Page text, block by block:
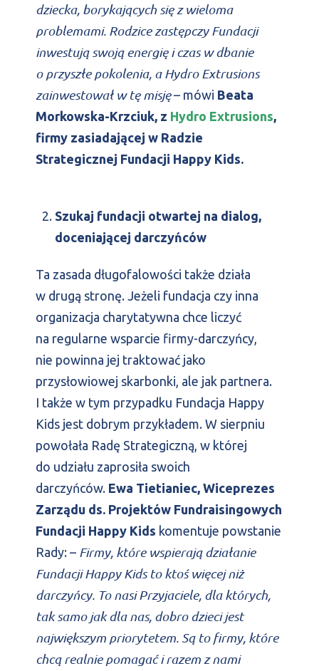
dziecka, borykających się z wieloma
problemami. Rodzice zastępczy Fundacji
inwestują swoją energię i czas w dbanie
o przyszłe pokolenia, a Hydro Extrusions
zainwestował w tę misję– mówi Beata
Morkowska-Krzciuk, z Hydro Extrusions,
firmy zasiadającej w Radzie
Strategicznej Fundacji Happy Kids.
Szukaj fundacji otwartej na dialog,
doceniającej darczyńców
Ta zasada długofalowości także działa
w drugą stronę. Jeżeli fundacja czy inna
organizacja charytatywna chce liczyć
na regularne wsparcie firmy-darczyńcy,
nie powinna jej traktować jako
przysłowiowej skarbonki, ale jak partnera.
I także w tym przypadku Fundacja Happy
Kids jest dobrym przykładem. W sierpniu
powołała Radę Strategiczną, w której
do udziału zaprosiła swoich
darczyńców. Ewa Tietianiec, Wiceprezes
Zarządu ds. Projektów Fundraisingowych
Fundacji Happy Kids komentuje powstanie
Rady: – Firmy, które wspierają działanie
Fundacji Happy Kids to ktoś więcej niż
darczyńcy. To nasi Przyjaciele, dla których,
tak samo jak dla nas, dobro dzieci jest
największym priorytetem. Są to firmy, które
chcą realnie pomagaći razem z nami